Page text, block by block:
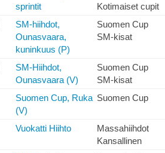
sprintit
Kotimaiset cupit
SM-hiihdot,
Ounasvaara,
kuninkuus (P)
Suomen Cup
SM-kisat
SM-Hiihdot,
Ounasvaara (V)
Suomen Cup
SM-kisat
Suomen Cup, Ruka
(V)
Suomen Cup
Vuokatti Hiihto
Massahiihdot
Kansallinen